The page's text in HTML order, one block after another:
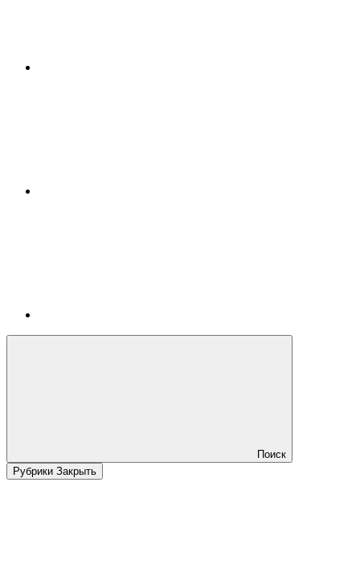
Поиск
Рубрики Закрыть